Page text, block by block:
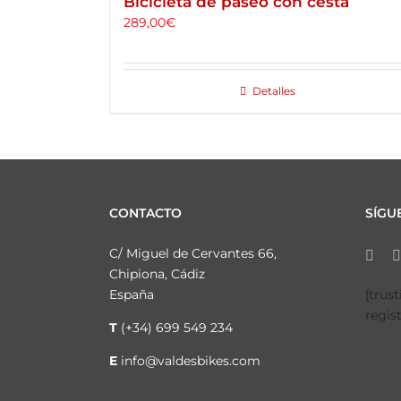
289,00€
Detalles
CONTACTO
C/ Miguel de Cervantes 66,
Chipiona, Cádiz
España
T (+34) 699 549 234
E info@valdesbikes.com